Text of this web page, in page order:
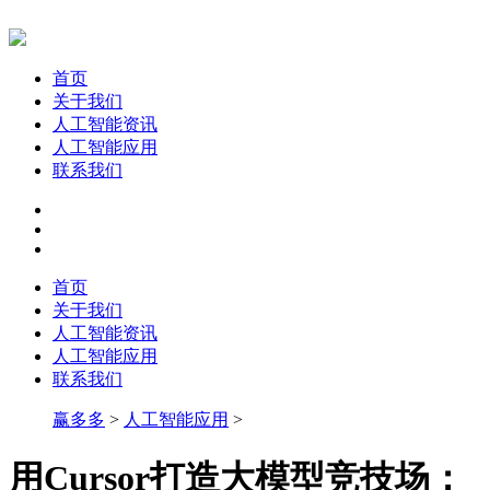
首页
关于我们
人工智能资讯
人工智能应用
联系我们
首页
关于我们
人工智能资讯
人工智能应用
联系我们
赢多多 > 人工智能应用 >
用Cursor打造大模型竞技场：